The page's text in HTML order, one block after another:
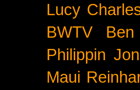
Lucy
BWTV
Philippin
Maui